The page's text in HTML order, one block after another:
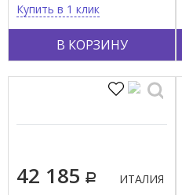
В КОРЗИНУ
Купить в 1 клик
42 185 ИТАЛИЯ